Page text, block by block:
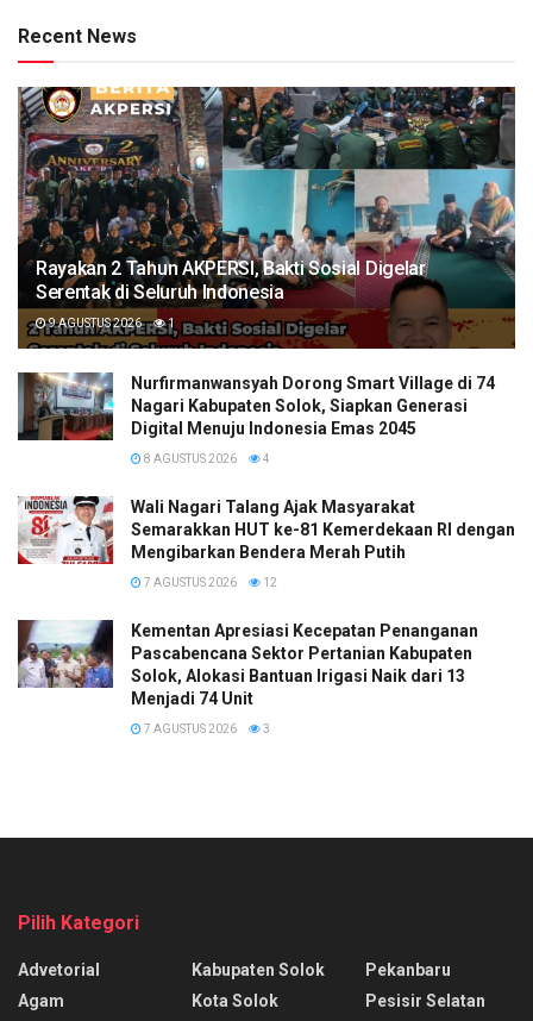
Recent News
Rayakan 2 Tahun AKPERSI, Bakti Sosial Digelar
Serentak di Seluruh Indonesia
9 AGUSTUS 2026 1
Nurfirmanwansyah Dorong Smart Village di 74
Nagari Kabupaten Solok, Siapkan Generasi
Digital Menuju Indonesia Emas 2045
8 AGUSTUS 2026 4
Wali Nagari Talang Ajak Masyarakat
Semarakkan HUT ke-81 Kemerdekaan RI dengan
Mengibarkan Bendera Merah Putih
7 AGUSTUS 2026 12
Kementan Apresiasi Kecepatan Penanganan
Pascabencana Sektor Pertanian Kabupaten
Solok, Alokasi Bantuan Irigasi Naik dari 13
Menjadi 74 Unit
7 AGUSTUS 2026 3
Pilih Kategori
Advetorial
Agam
Kabupaten Solok
Kota Solok
Pekanbaru
Pesisir Selatan